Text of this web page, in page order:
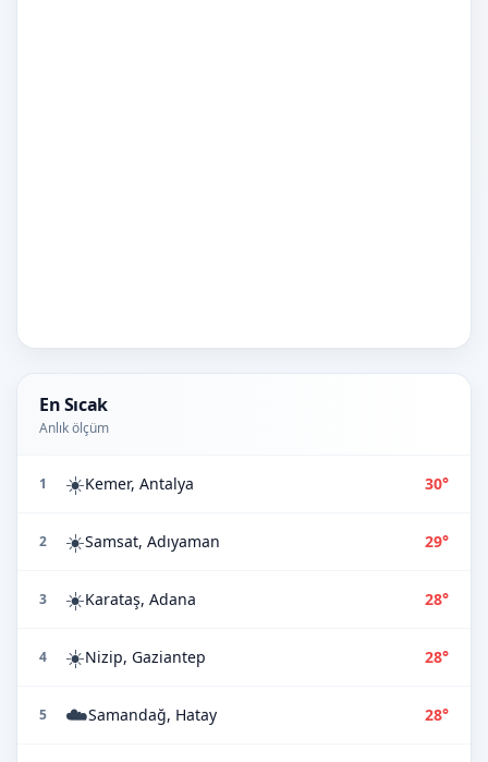
En Sıcak
Anlık ölçüm
1 ☀️Kemer, Antalya 30°
2 ☀️Samsat, Adıyaman 29°
3 ☀️Karataş, Adana 28°
4 ☀️Nizip, Gaziantep 28°
5 ☁️Samandağ, Hatay 28°